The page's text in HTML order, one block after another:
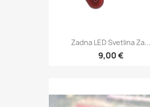
Zadna LED Svetlina Za...
9,00 €